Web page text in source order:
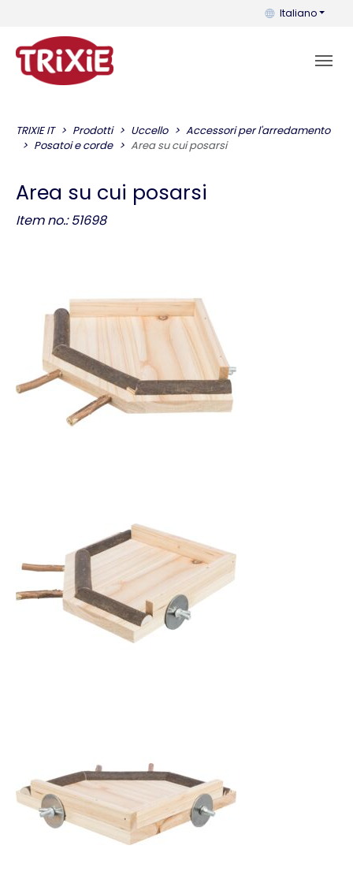
Puoi cambiare
Italiano
TRIXIE IT Prodotti Uccello
Accessori per l'arredamento
Posatoi e corde
Area su cui posarsi
Area su cui posarsi
Item no.: 51698